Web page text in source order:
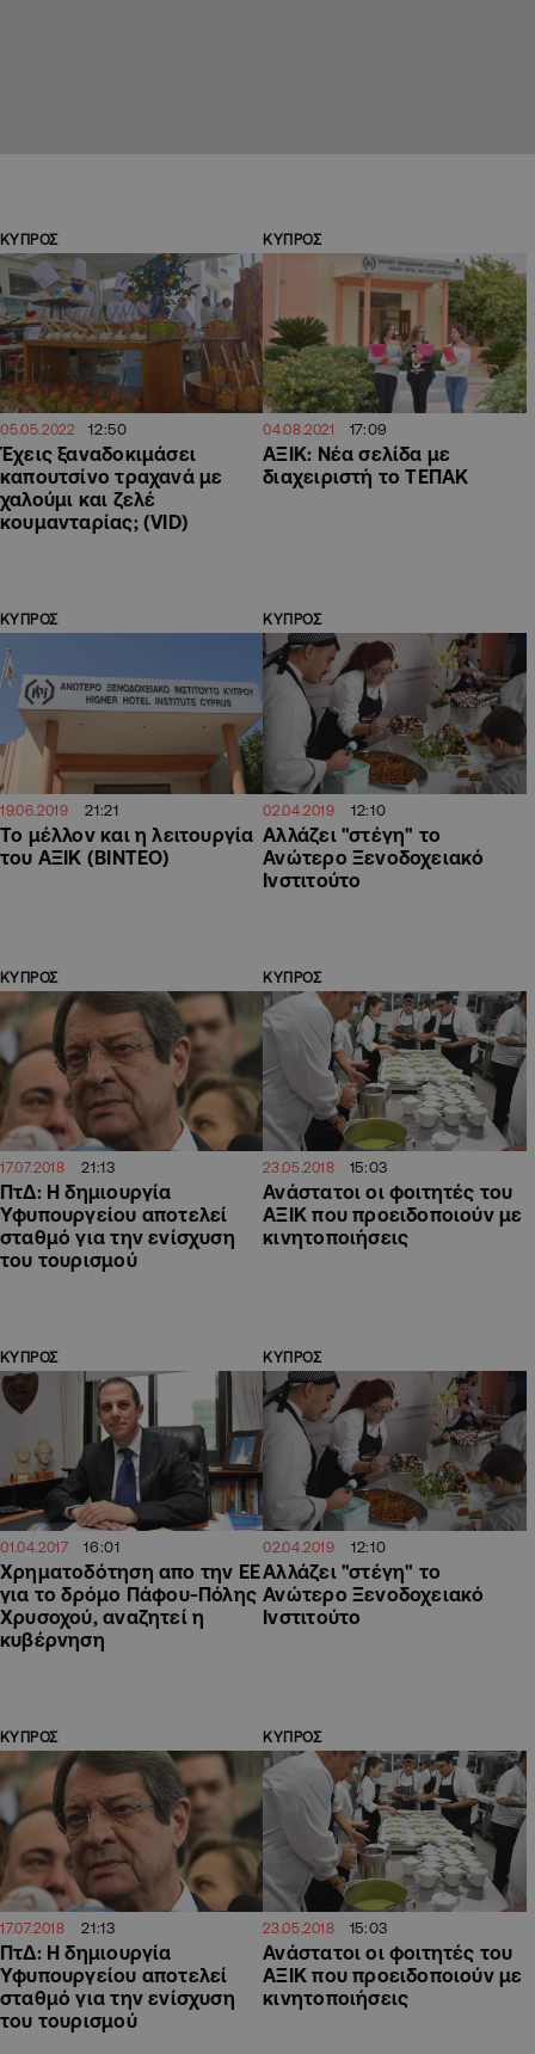
ΚΥΠΡΟΣ
05.05.2022 12:50
Έχεις ξαναδοκιμάσει
καπουτσίνο τραχανά με
χαλούμι και ζελέ
κουμανταρίας; (VID)
ΚΥΠΡΟΣ
04.08.2021 17:09
ΑΞΙΚ: Νέα σελίδα με
διαχειριστή το ΤΕΠΑΚ
ΚΥΠΡΟΣ
19.06.2019 21:21
Το μέλλον και η λειτουργία
του ΑΞΙΚ (ΒΙΝΤΕΟ)
ΚΥΠΡΟΣ
02.04.2019 12:10
Αλλάζει "στέγη" το
Ανώτερο Ξενοδοχειακό
Ινστιτούτο
ΚΥΠΡΟΣ
17.07.2018 21:13
ΠτΔ: Η δημιουργία
Υφυπουργείου αποτελεί
σταθμό για την ενίσχυση
του τουρισμού
ΚΥΠΡΟΣ
23.05.2018 15:03
Ανάστατοι οι φοιτητές του
ΑΞΙΚ που προειδοποιούν με
κινητοποιήσεις
ΚΥΠΡΟΣ
01.04.2017 16:01
Χρηματοδότηση απο την ΕΕ
για το δρόμο Πάφου-Πόλης
Χρυσοχού, αναζητεί η
κυβέρνηση
ΚΥΠΡΟΣ
02.04.2019 12:10
Αλλάζει "στέγη" το
Ανώτερο Ξενοδοχειακό
Ινστιτούτο
ΚΥΠΡΟΣ
17.07.2018 21:13
ΠτΔ: Η δημιουργία
Υφυπουργείου αποτελεί
σταθμό για την ενίσχυση
του τουρισμού
ΚΥΠΡΟΣ
23.05.2018 15:03
Ανάστατοι οι φοιτητές του
ΑΞΙΚ που προειδοποιούν με
κινητοποιήσεις